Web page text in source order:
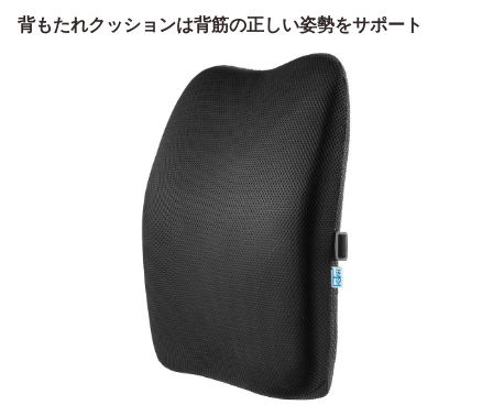
背もたれクッションは背筋の正しい姿勢をサポート